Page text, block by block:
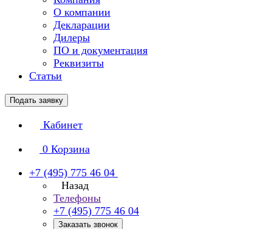
О компании
Декларации
Дилеры
ПО и документация
Реквизиты
Статьи
Подать заявку
Кабинет
0 Корзина
+7 (495) 775 46 04
Назад
Телефоны
+7 (495) 775 46 04
Заказать звонок